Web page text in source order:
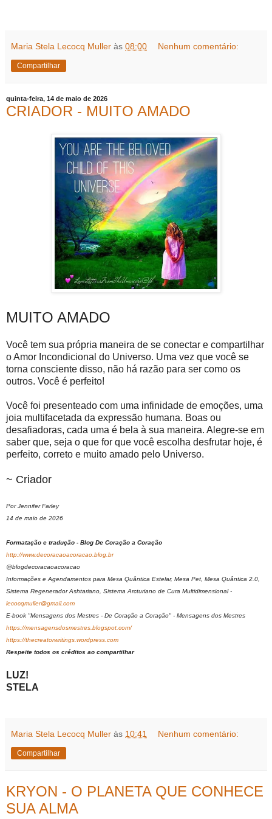
Maria Stela Lecocq Muller às 08:00 Nenhum comentário:
Compartilhar
quinta-feira, 14 de maio de 2026
CRIADOR - MUITO AMADO
MUITO AMADO
Você tem sua própria maneira de se conectar e compartilhar
o Amor Incondicional do Universo. Uma vez que você se
torna consciente disso, não há razão para ser como os
outros. Você é perfeito!
Você foi presenteado com uma infinidade de emoções, uma
joia multifacetada da expressão humana. Boas ou
desafiadoras, cada uma é bela à sua maneira. Alegre-se em
saber que, seja o que for que você escolha desfrutar hoje, é
perfeito, correto e muito amado pelo Universo.
~ Criador
Por Jennifer Farley
14 de maio de 2026
Formatação e tradução - Blog De Coração a Coração
http://www.decoracaoacoracao.blog.br
@blogdecoracaoacoracao
Informações e Agendamentos para Mesa Quântica Estelar, Mesa Pet, Mesa Quântica 2.0,
Sistema Regenerador Ashtariano, Sistema Arcturiano de Cura Multidimensional -
lecocqmuller@gmail.com
E-book "Mensagens dos Mestres - De Coração a Coração" - Mensagens dos Mestres
https://mensagensdosmestres.blogspot.com/
https://thecreatorwritings.wordpress.com
Respeite todos os créditos ao compartilhar
LUZ!
STELA
Maria Stela Lecocq Muller às 10:41 Nenhum comentário:
Compartilhar
KRYON - O PLANETA QUE CONHECE
SUA ALMA